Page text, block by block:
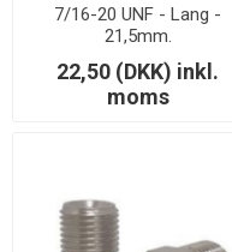
7/16-20 UNF - Lang -
21,5mm.
22,50 (DKK) inkl.
moms